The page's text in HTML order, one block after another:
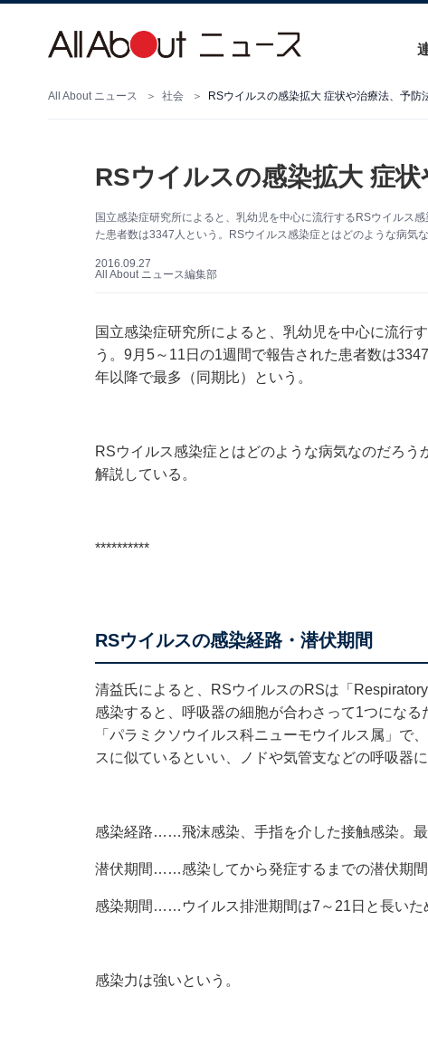
All About ニュース 社会 RSウイルスの感染拡大 症状や治療法、予防
RSウイルスの感染拡大 症
国立感染症研究所によると、乳幼児を中心に流行するRSウイルス
た患者数は3347人という。RSウイルス感染症とはどのような病気な
2016.09.27
All About ニュース編集部
国立感染症研究所によると
、乳幼児を中心に流行
う。9月5～11日の1週間で報告された患者数は
年以降で最多（同期比）という。
RSウイルス感染症とはどのような病気なのだろ
解説している。
**********
RSウイルスの感染経路・潜伏期間
清益氏によると、RSウイルスのRSは「
感染すると、呼吸器の細胞が合わさって1つにな
「パラミクソウイルス科ニューモウイルス属」で
スに似ているといい、ノドや気管支などの呼吸器
感染経路……飛沫感染、手指を介した接触感染。
潜伏期間……感染してから発症するまでの潜伏期
感染期間……ウイルス排泄期間は7～21日と長いた
感染力は強いという。